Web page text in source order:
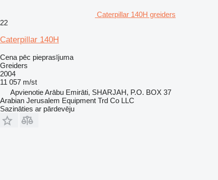
Caterpillar 140H greiders
22
Caterpillar 140H
Cena pēc pieprasījuma
Greiders
2004
11 057 m/st
Apvienotie Arābu Emirāti, SHARJAH, P.O. BOX 37
Arabian Jerusalem Equipment Trd Co LLC
Sazināties ar pārdevēju